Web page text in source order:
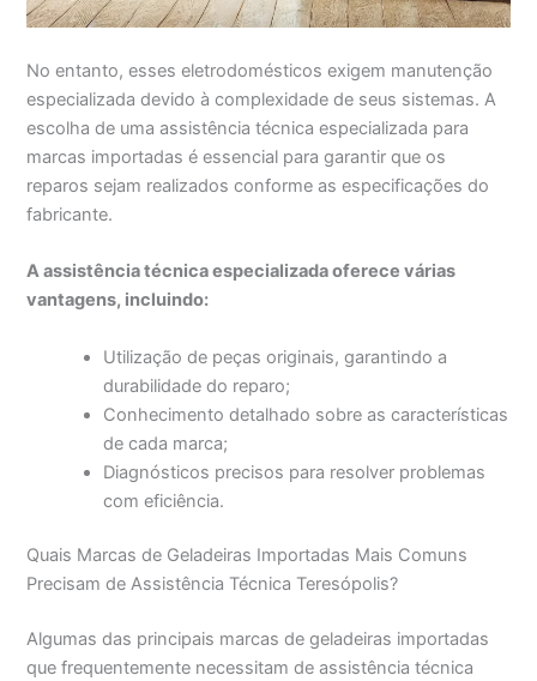
No entanto, esses eletrodomésticos exigem manutenção
especializada devido à complexidade de seus sistemas. A
escolha de uma assistência técnica especializada para
marcas importadas é essencial para garantir que os
reparos sejam realizados conforme as especificações do
fabricante.
A assistência técnica especializada oferece várias
vantagens, incluindo:
Utilização de peças originais, garantindo a
durabilidade do reparo;
Conhecimento detalhado sobre as características
de cada marca;
Diagnósticos precisos para resolver problemas
com eficiência.
Quais Marcas de Geladeiras Importadas Mais Comuns
Precisam de Assistência Técnica Teresópolis?
Algumas das principais marcas de geladeiras importadas
que frequentemente necessitam de assistência técnica